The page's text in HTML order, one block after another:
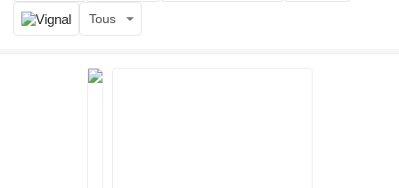
Tous